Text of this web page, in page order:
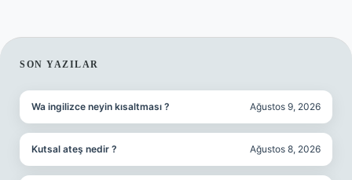
SIDEBAR
SON YAZILAR
Wa ingilizce neyin kısaltması ? Ağustos 9, 2026
Kutsal ateş nedir ? Ağustos 8, 2026